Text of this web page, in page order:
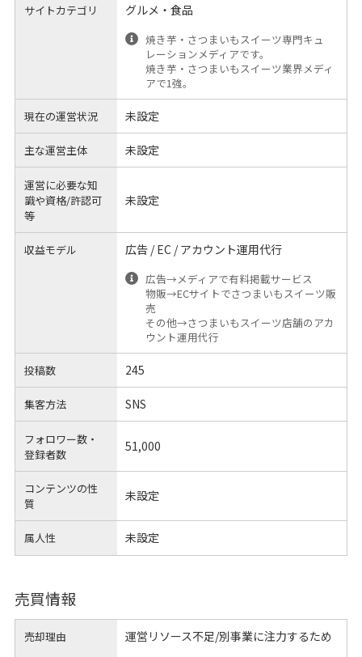
サイトカテゴリ グルメ・食品
焼き芋・さつまいもスイーツ専門キュ
レーションメディアです。
焼き芋・さつまいもスイーツ業界メディ
アで1強。
現在の運営状況 未設定
主な運営主体 未設定
運営に必要な知
識や資格/許認可
等
未設定
収益モデル 広告 / EC / アカウント運用代行
広告→メディアで有料掲載サービス
物販→ECサイトでさつまいもスイーツ販
売
その他→さつまいもスイーツ店舗のアカ
ウント運用代行
投稿数 245
集客方法 SNS
フォロワー数・
登録者数
51,000
コンテンツの性
質
未設定
属人性 未設定
売買情報
売却理由 運営リソース不足/別事業に注力するため